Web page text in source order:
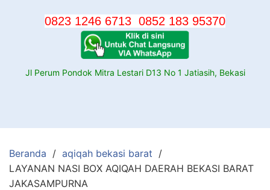
0823 1246 6713 0852 183 95370
Jl Perum Pondok Mitra Lestari D13 No 1 Jatiasih, Bekasi
Beranda
aqiqah bekasi barat
LAYANAN NASI BOX AQIQAH DAERAH BEKASI BARAT
JAKASAMPURNA